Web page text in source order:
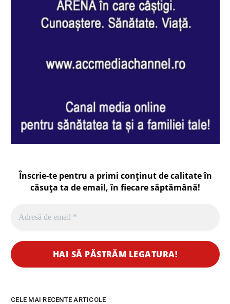
Înscrie-te pentru a primi conținut de calitate în
căsuța ta de email, în fiecaresăptămână!
CELE MAI RECENTE ARTICOLE